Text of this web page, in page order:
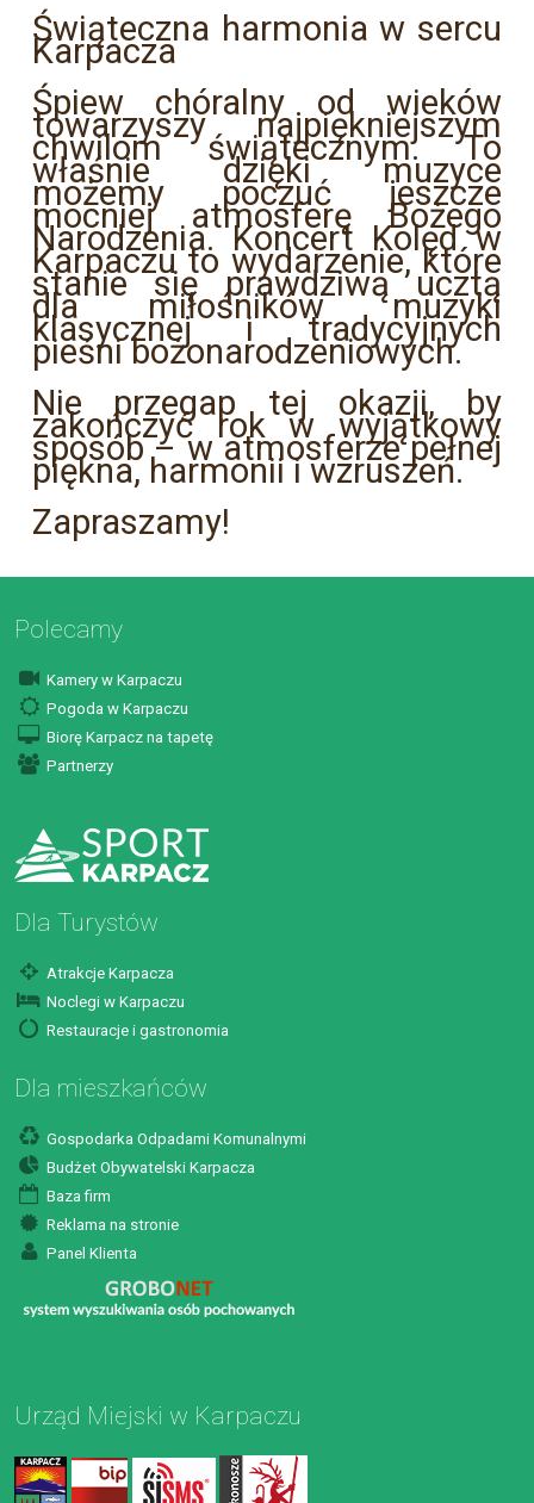
Świąteczna harmonia w sercu
Karpacza
Śpiew chóralny od wieków
towarzyszy najpiękniejszym
chwilom świątecznym. To
właśnie dzięki muzyce
możemy poczuć jeszcze
mocniej atmosferę Bożego
Narodzenia. Koncert Kolęd w
Karpaczu to wydarzenie, które
stanie się prawdziwą ucztą
dla miłośników muzyki
klasycznej i tradycyjnych
pieśni bożonarodzeniowych.
Nie przegap tej okazji, by
zakończyć rok w wyjątkowy
sposób – w atmosferze pełnej
piękna, harmonii i wzruszeń.
Zapraszamy!
Polecamy
Kamery w Karpaczu
Pogoda w Karpaczu
Biorę Karpacz na tapetę
Partnerzy
Dla Turystów
Atrakcje Karpacza
Noclegi w Karpaczu
Restauracje i gastronomia
Dla mieszkańców
Gospodarka Odpadami Komunalnymi
Budżet Obywatelski Karpacza
Baza firm
Reklama na stronie
Panel Klienta
Urząd Miejski w Karpaczu